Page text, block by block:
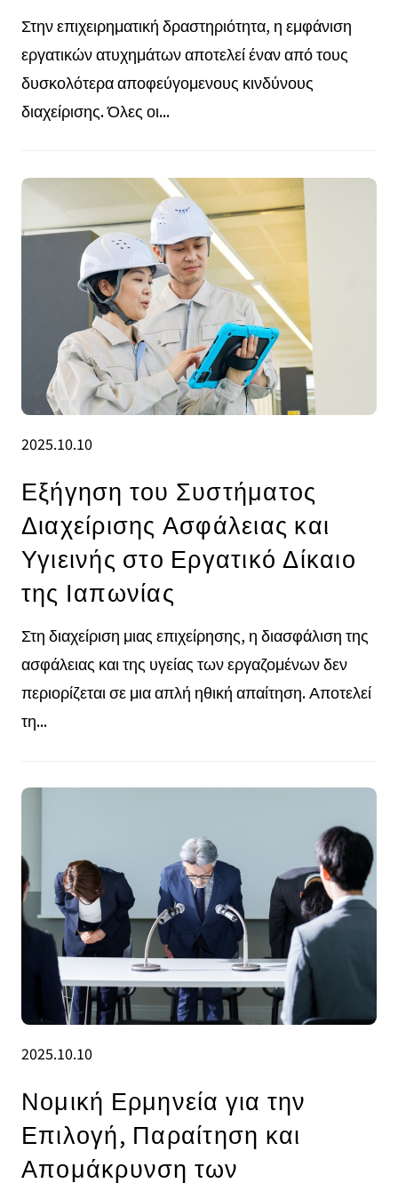
Στην επιχειρηματική δραστηριότητα, η εμφάνιση
εργατικών ατυχημάτων αποτελεί έναν από τους
δυσκολότερα αποφεύγομενους κινδύνους
διαχείρισης. Όλες οι...
2025.10.10
Εξήγηση του Συστήματος
Διαχείρισης Ασφάλειας και
Υγιεινής στο Εργατικό Δίκαιο
της Ιαπωνίας
Στη διαχείριση μιας επιχείρησης, η διασφάλιση της
ασφάλειας και της υγείας των εργαζομένων δεν
περιορίζεται σε μια απλή ηθική απαίτηση. Αποτελεί
τη...
2025.10.10
Νομική Ερμηνεία για την
Επιλογή, Παραίτηση και
Απομάκρυνση των